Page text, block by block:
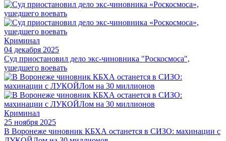
Криминал
04 декабря 2025
Суд приостановил дело экс-чиновника "Роскосмоса",
ушедшего воевать
Криминал
25 ноября 2025
В Воронеже чиновник КБХА останется в СИЗО: махинации с